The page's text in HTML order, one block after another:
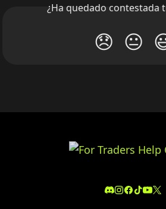
¿Ha quedado contestada
😞 😐